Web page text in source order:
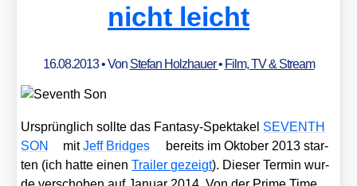
nicht leicht
16.08.2013• Von Stefan Holzhauer• Film, TV & Stream
Ursprüng­lich soll­te das Fan­ta­sy-Spek­ta­kel SEVENTH
SON
mitJeff Bridges
bereits im Okto­ber 2013 star­
ten (ich hat­te einenTrai­ler gezeigt). Die­ser Ter­min wur­